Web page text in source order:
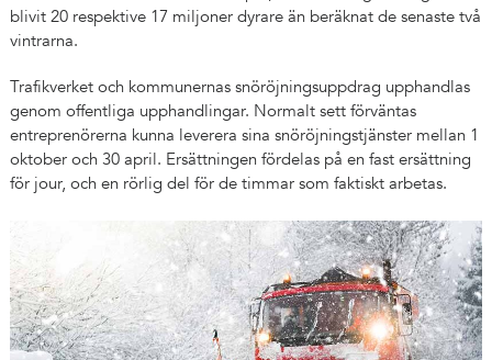
blivit 20 respektive 17 miljoner dyrare än beräknat de senaste två
vintrarna.
Trafikverket och kommunernas snöröjningsuppdrag upphandlas
genom offentliga upphandlingar. Normalt sett förväntas
entreprenörerna kunna leverera sina snöröjningstjänster mellan 1
oktober och 30 april. Ersättningen fördelas på en fast ersättning
för jour, och en rörlig del för de timmar som faktiskt arbetas.